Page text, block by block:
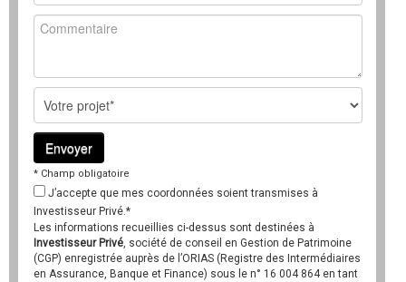
* Champ obligatoire
J’accepte que mes coordonnées soient transmises à
Investisseur Privé.*
Les informations recueillies ci-dessus sont destinées à
Investisseur Privé, société de conseil en Gestion de Patrimoine
(CGP) enregistrée auprès de l’ORIAS (Registre des Intermédiaires
en Assurance, Banque et Finance) sous le n° 16 004 864 en tant